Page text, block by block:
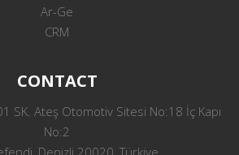
Ar-Ge
CRM
CONTACT
SK. Ateş Otomotiv Sitesi No:18 İç Kapı
No:2
Denizli 20020, Türkiye